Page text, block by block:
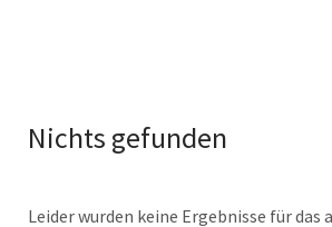
Nichts gefunden
Leider wurden keine Ergebnisse für das